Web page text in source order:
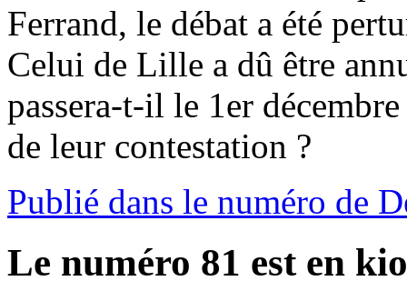
Ferrand, le débat a été
Celui de Lille a dû être
passera-t-il le 1er
de leur contestation ?
Publié dans le numéro de
Le numéro 81 est en